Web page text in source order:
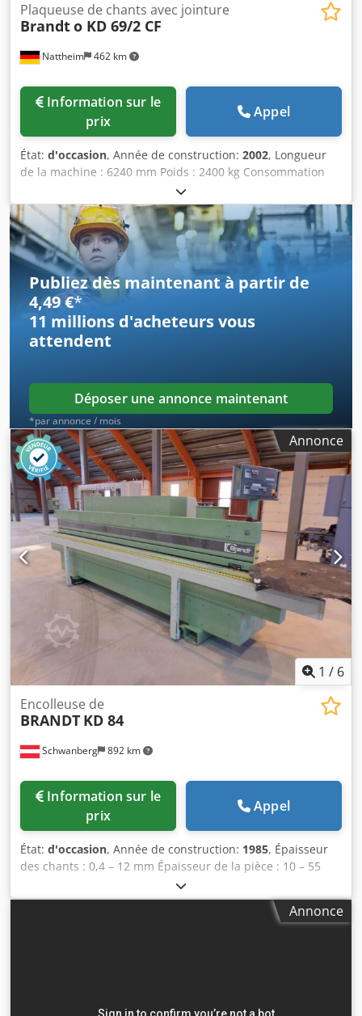
Nattheim 462 km
Plaqueuse de chants avec jointure
Brandto KD 69/2 CF
prix
Appel
État: d'occasion, Année de construction: 2002, Longueur
de la machine : 6240 mm Poids : 2400 kg Consommation
électrique : 14 kW Diamètre d'extraction : 120 / 140 mm
Lieu de stockage : Nattheim Crjdpfxjvvkfws Am Uef
Publiez dès maintenant à partir de
4,49 €*
11 millions d'acheteursvous
attendent
Déposer une annonce maintenant
*par annonce / mois
Annonce
1 / 6
Schwanberg 892 km
Encolleuse de
BRANDT KD 84
prix
Appel
État: d'occasion, Année de construction: 1985, Épaisseur
des chants : 0,4 – 12 mm Épaisseur de la pièce : 10 – 55
mm Longueur minimale de la pièce : 160 mm Largeur
minimale de la pièce : 65 mm Avance : 13 m/min
Raccordement pneumatique : 7 bars Credpfx Amjc Tmygo
Annonce